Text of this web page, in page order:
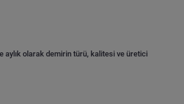
aylık olarak demirin türü, kalitesi ve üretici